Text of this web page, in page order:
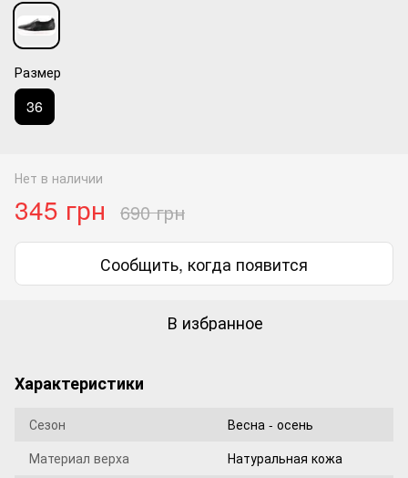
Размер
36
Нет в наличии
345 грн 690 грн
Сообщить, когда появится
В избранное
Характеристики
Сезон
Весна - осень
Материал верха
Натуральная кожа